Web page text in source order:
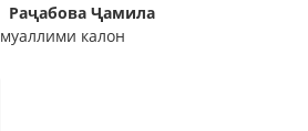
Раҷабова Ҷамила
муаллими калон